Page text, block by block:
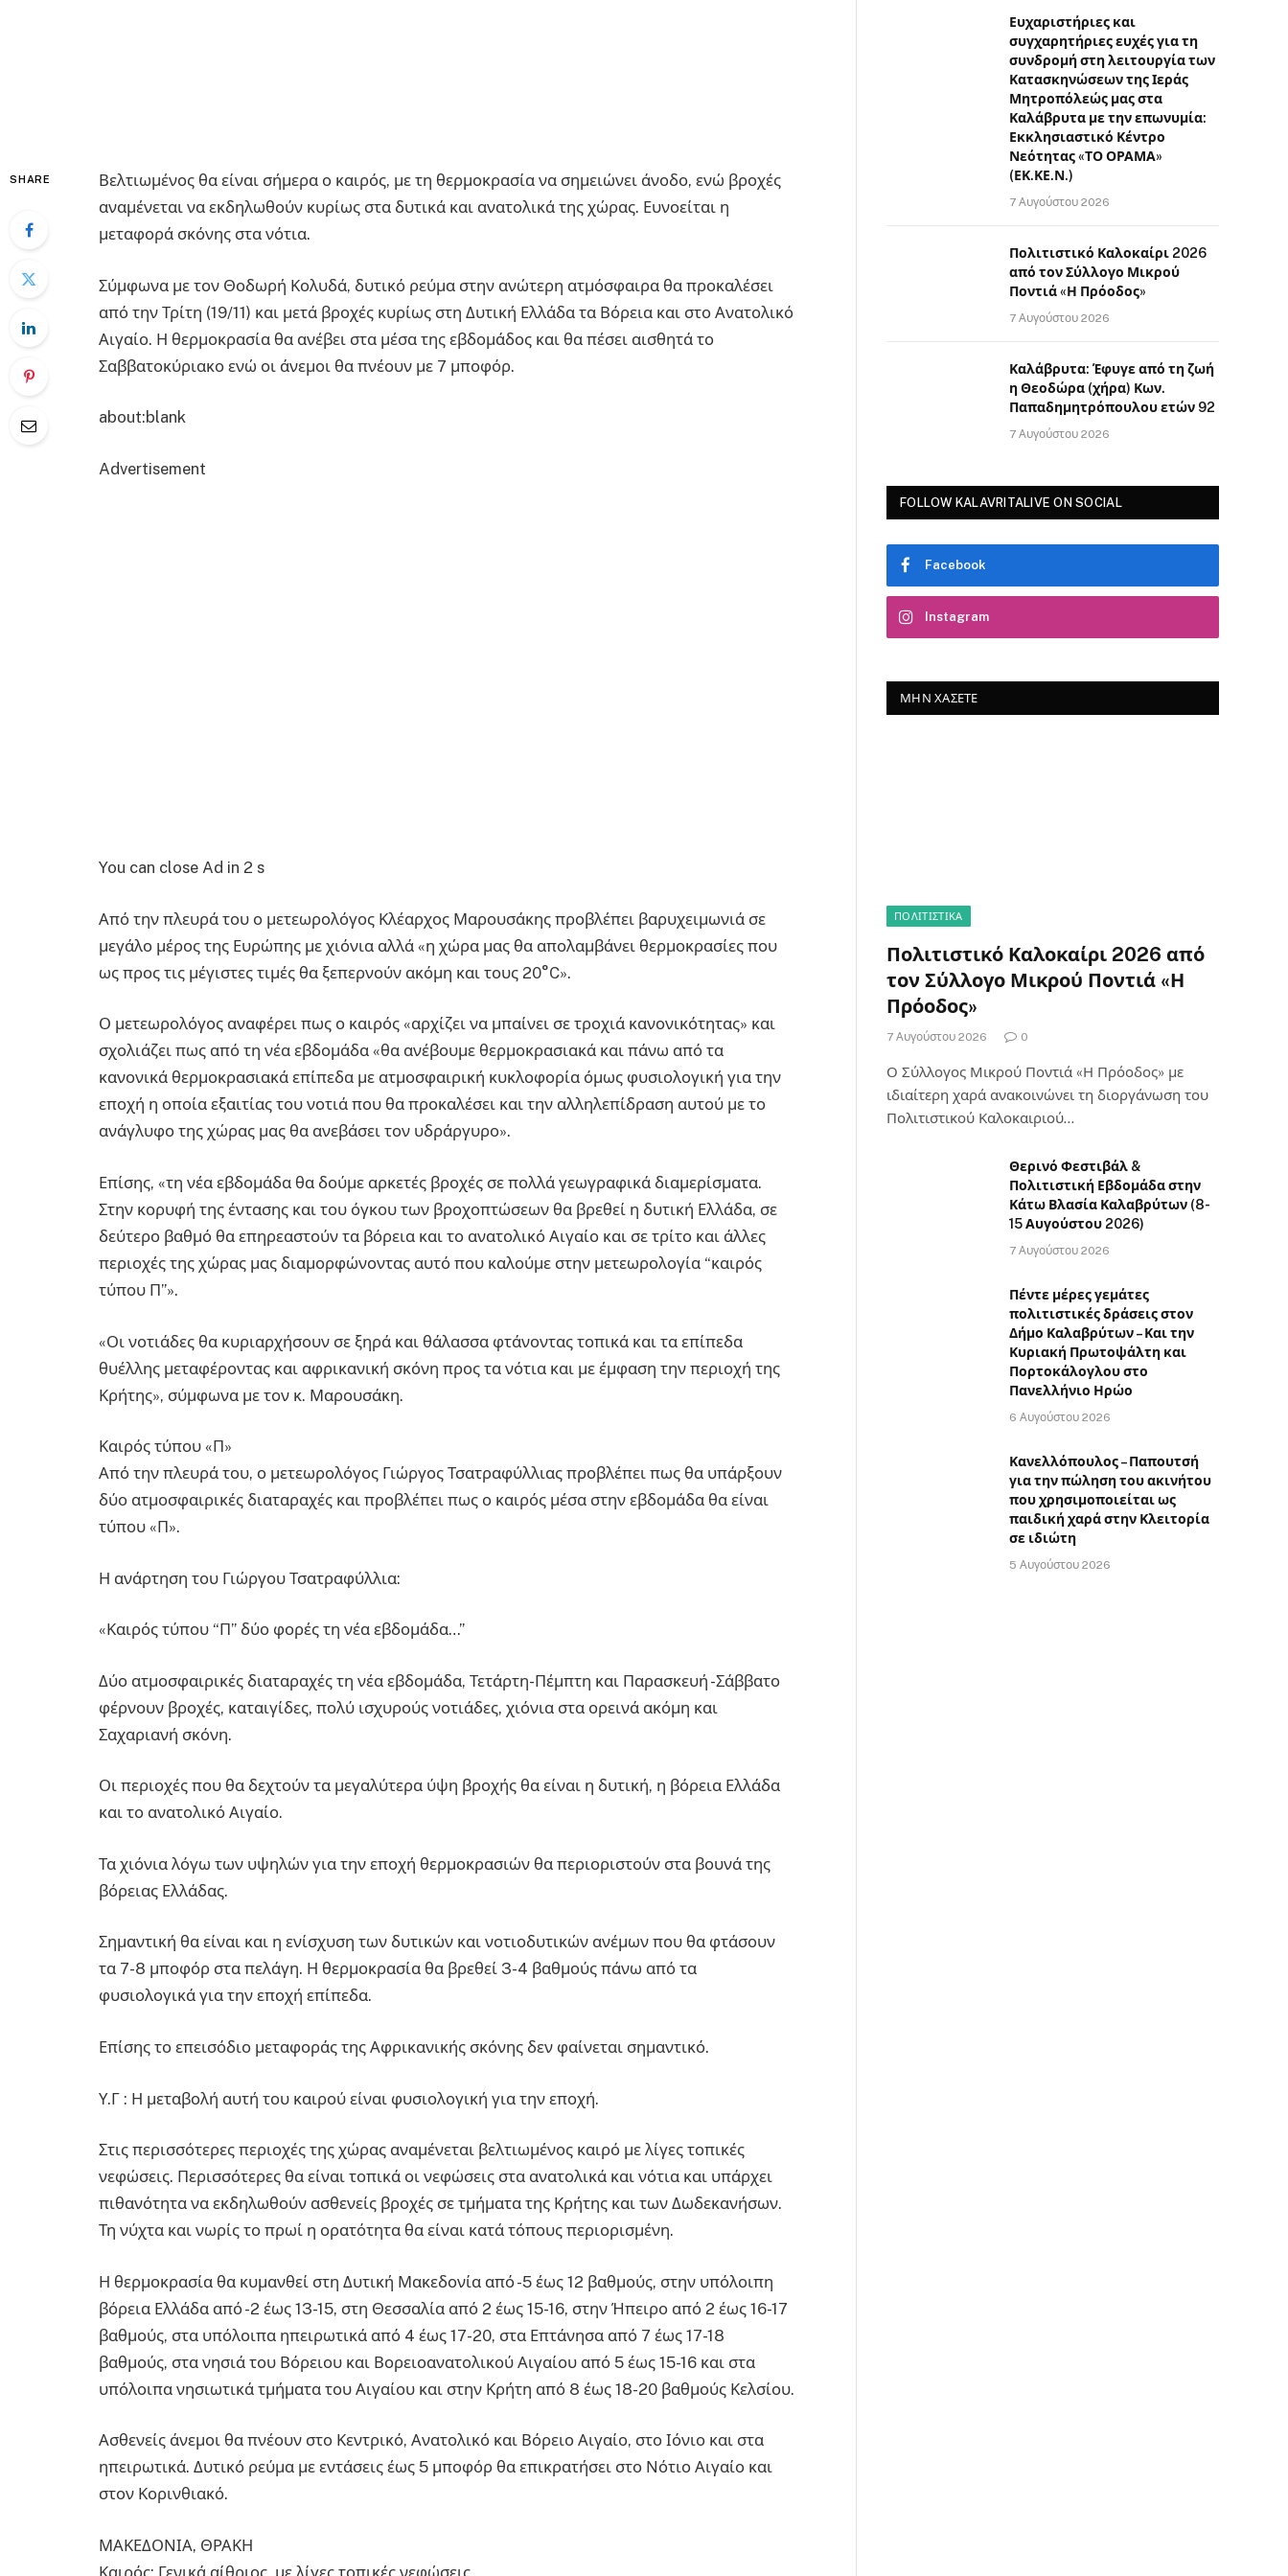
SHARE
Βελτιωμένος θα είναι σήμερα ο καιρός, με τη θερμοκρασία να σημειώνει άνοδο, ενώ βροχές
αναμένεται να εκδηλωθούν κυρίως στα δυτικά και ανατολικά της χώρας. Ευνοείται η
μεταφορά σκόνης στα νότια.
Σύμφωνα με τον Θοδωρή Κολυδά, δυτικό ρεύμα στην ανώτερη ατμόσφαιρα θα προκαλέσει
από την Τρίτη (19/11) και μετά βροχές κυρίως στη Δυτική Ελλάδα τα Βόρεια και στο Ανατολικό
Αιγαίο. Η θερμοκρασία θα ανέβει στα μέσα της εβδομάδος και θα πέσει αισθητά το
Σαββατοκύριακο ενώ οι άνεμοι θα πνέουν με 7 μποφόρ.
about:blank
Advertisement
You can close Ad in 2 s
Από την πλευρά του ο μετεωρολόγος Κλέαρχος Μαρουσάκης προβλέπει βαρυχειμωνιά σε
μεγάλο μέρος της Ευρώπης με χιόνια αλλά «η χώρα μας θα απολαμβάνει θερμοκρασίες που
ως προς τις μέγιστες τιμές θα ξεπερνούν ακόμη και τους 20°C».
Ο μετεωρολόγος αναφέρει πως ο καιρός «αρχίζει να μπαίνει σε τροχιά κανονικότητας» και
σχολιάζει πως από τη νέα εβδομάδα «θα ανέβουμε θερμοκρασιακά και πάνω από τα
κανονικά θερμοκρασιακά επίπεδα με ατμοσφαιρική κυκλοφορία όμως φυσιολογική για την
εποχή η οποία εξαιτίας του νοτιά που θα προκαλέσει και την αλληλεπίδραση αυτού με το
ανάγλυφο της χώρας μας θα ανεβάσει τον υδράργυρο».
Επίσης, «τη νέα εβδομάδα θα δούμε αρκετές βροχές σε πολλά γεωγραφικά διαμερίσματα.
Στην κορυφή της έντασης και του όγκου των βροχοπτώσεων θα βρεθεί η δυτική Ελλάδα, σε
δεύτερο βαθμό θα επηρεαστούν τα βόρεια και το ανατολικό Αιγαίο και σε τρίτο και άλλες
περιοχές της χώρας μας διαμορφώνοντας αυτό που καλούμε στην μετεωρολογία “καιρός
τύπου Π”».
«Οι νοτιάδες θα κυριαρχήσουν σε ξηρά και θάλασσα φτάνοντας τοπικά και τα επίπεδα
θυέλλης μεταφέροντας και αφρικανική σκόνη προς τα νότια και με έμφαση την περιοχή της
Κρήτης», σύμφωνα με τον κ. Μαρουσάκη.
Καιρός τύπου «Π»
Από την πλευρά του, ο μετεωρολόγος Γιώργος Τσατραφύλλιας προβλέπει πως θα υπάρξουν
δύο ατμοσφαιρικές διαταραχές και προβλέπει πως ο καιρός μέσα στην εβδομάδα θα είναι
τύπου «Π».
Η ανάρτηση του Γιώργου Τσατραφύλλια:
«Καιρός τύπου “Π” δύο φορές τη νέα εβδομάδα…”
Δύο ατμοσφαιρικές διαταραχές τη νέα εβδομάδα, Τετάρτη-Πέμπτη και Παρασκευή -Σάββατο
φέρνουν βροχές, καταιγίδες, πολύ ισχυρούς νοτιάδες, χιόνια στα ορεινά ακόμη και
Σαχαριανή σκόνη.
Οι περιοχές που θα δεχτούν τα μεγαλύτερα ύψη βροχής θα είναι η δυτική, η βόρεια Ελλάδα
και το ανατολικό Αιγαίο.
Τα χιόνια λόγω των υψηλών για την εποχή θερμοκρασιών θα περιοριστούν στα βουνά της
βόρειας Ελλάδας.
Σημαντική θα είναι και η ενίσχυση των δυτικών και νοτιοδυτικών ανέμων που θα φτάσουν
τα 7-8 μποφόρ στα πελάγη. Η θερμοκρασία θα βρεθεί 3-4 βαθμούς πάνω από τα
φυσιολογικά για την εποχή επίπεδα.
Επίσης το επεισόδιο μεταφοράς της Αφρικανικής σκόνης δεν φαίνεται σημαντικό.
Υ.Γ : Η μεταβολή αυτή του καιρού είναι φυσιολογική για την εποχή.
Στις περισσότερες περιοχές της χώρας αναμένεται βελτιωμένος καιρό με λίγες τοπικές
νεφώσεις. Περισσότερες θα είναι τοπικά οι νεφώσεις στα ανατολικά και νότια και υπάρχει
πιθανότητα να εκδηλωθούν ασθενείς βροχές σε τμήματα της Κρήτης και των Δωδεκανήσων.
Τη νύχτα και νωρίς το πρωί η ορατότητα θα είναι κατά τόπους περιορισμένη.
Η θερμοκρασία θα κυμανθεί στη Δυτική Μακεδονία από -5 έως 12 βαθμούς, στην υπόλοιπη
βόρεια Ελλάδα από -2 έως 13-15, στη Θεσσαλία από 2 έως 15-16, στην Ήπειρο από 2 έως 16-17
βαθμούς, στα υπόλοιπα ηπειρωτικά από 4 έως 17-20, στα Επτάνησα από 7 έως 17-18
βαθμούς, στα νησιά του Βόρειου και Βορειοανατολικού Αιγαίου από 5 έως 15-16 και στα
υπόλοιπα νησιωτικά τμήματα του Αιγαίου και στην Κρήτη από 8 έως 18-20 βαθμούς Κελσίου.
Ασθενείς άνεμοι θα πνέουν στο Κεντρικό, Ανατολικό και Βόρειο Αιγαίο, στο Ιόνιο και στα
ηπειρωτικά. Δυτικό ρεύμα με εντάσεις έως 5 μποφόρ θα επικρατήσει στο Νότιο Αιγαίο και
στον Κορινθιακό.
ΜΑΚΕΔΟΝΙΑ, ΘΡΑΚΗ
Καιρός: Γενικά αίθριος, με λίγες τοπικές νεφώσεις.
Ευχαριστήριες και
συγχαρητήριες ευχές για τη
συνδρομή στη λειτουργία των
Κατασκηνώσεων της Ιεράς
Μητροπόλεώς μας στα
Καλάβρυτα με την επωνυμία:
Εκκλησιαστικό Κέντρο
Νεότητας «ΤΟ ΟΡΑΜΑ»
(ΕΚ.ΚΕ.Ν.)
7 Αυγούστου 2026
Πολιτιστικό Καλοκαίρι 2026
από τον Σύλλογο Μικρού
Ποντιά «Η Πρόοδος»
7 Αυγούστου 2026
Καλάβρυτα: Έφυγε από τη ζωή
η Θεοδώρα (χήρα) Κων.
Παπαδημητρόπουλου ετών 92
7 Αυγούστου 2026
FOLLOW KALAVRITALIVE ON SOCIAL
Facebook
Instagram
ΜΗΝ ΧΆΣΕΤΕ
ΠΟΛΙΤΙΣΤΙΚΑ
Πολιτιστικό Καλοκαίρι 2026 από
τον Σύλλογο Μικρού Ποντιά «Η
Πρόοδος»
7 Αυγούστου 2026 0
Ο Σύλλογος Μικρού Ποντιά «Η Πρόοδος» με
ιδιαίτερη χαρά ανακοινώνει τη διοργάνωση του
Πολιτιστικού Καλοκαιριού…
Θερινό Φεστιβάλ &
Πολιτιστική Εβδομάδα στην
Κάτω Βλασία Καλαβρύτων (8-
15 Αυγούστου 2026)
7 Αυγούστου 2026
Πέντε μέρες γεμάτες
πολιτιστικές δράσεις στον
Δήμο Καλαβρύτων – Και την
Κυριακή Πρωτοψάλτη και
Πορτοκάλογλου στο
Πανελλήνιο Ηρώο
6 Αυγούστου 2026
Κανελλόπουλος – Παπουτσή
για την πώληση του ακινήτου
που χρησιμοποιείται ως
παιδική χαρά στην Κλειτορία
σε ιδιώτη
5 Αυγούστου 2026